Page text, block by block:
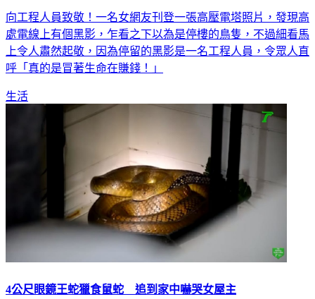
向工程人員致敬！一名女網友刊登一張高壓電塔照片，發現高
處電線上有個黑影，乍看之下以為是停樓的鳥隻，不過細看馬
上令人肅然起敬，因為停留的黑影是一名工程人員，令眾人直
呼「真的是冒著生命在賺錢！」
生活
4公尺眼鏡王蛇獵食鼠蛇 追到家中嚇哭女屋主